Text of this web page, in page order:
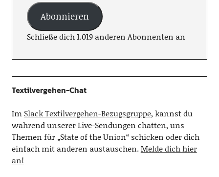
Abonnieren
Schließe dich 1.019 anderen Abonnenten an
Textilvergehen-Chat
Im Slack Textilvergehen-Bezugsgruppe, kannst du
während unserer Live-Sendungen chatten, uns
Themen für „State of the Union“ schicken oder dich
einfach mit anderen austauschen.Melde dich hier
an!